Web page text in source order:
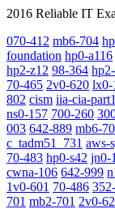
2016 Reliable IT
070-412 mb6-704
foundation hp0-a116
hp2-z12 98-364
70-465 2v0-620 lx0-
802 cism iia-cia-part1
ns0-157 700-260
003 642-889 mb6-
c_tadm51_731 aws-
70-483 hp0-s42 jn0-
cwna-106 642-999
1v0-601 70-486
701 mb2-701 2v0-